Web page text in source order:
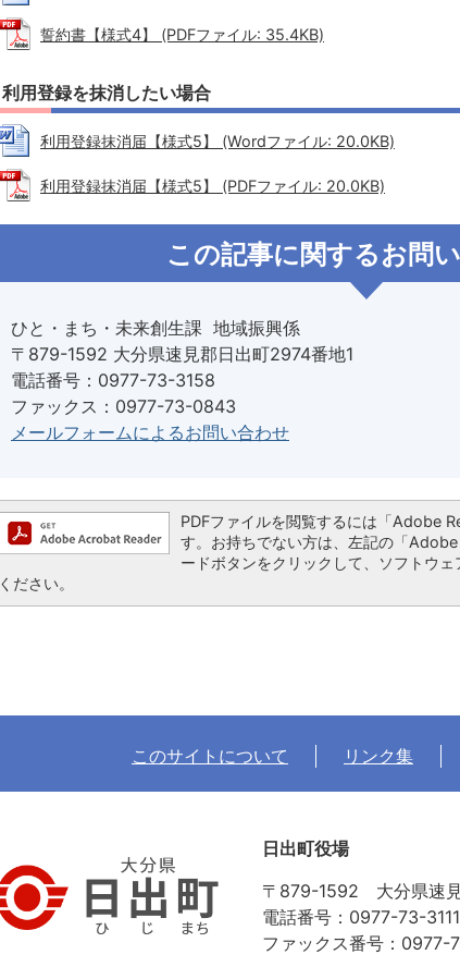
誓約書【様式4】 (PDFファイル: 35.4KB)
利用登録を抹消したい場合
利用登録抹消届【様式5】 (Wordファイル: 20.0KB)
利用登録抹消届【様式5】 (PDFファイル: 20.0KB)
この記事に関するお問
ひと・まち・未来創生課 地域振興係
〒879-1592 大分県速見郡日出町2974番地1
電話番号：0977-73-3158
ファックス：0977-73-0843
メールフォームによるお問い合わせ
PDFファイルを閲覧するには「Adobe
す。お持ちでない方は、左記の「
ードボタンをクリックして、ソフトウ
ください。
このサイトについて リンク集
日出町役場
〒879-1592 大分県速
電話番号：0977-73-3111
ファックス番号：0977-